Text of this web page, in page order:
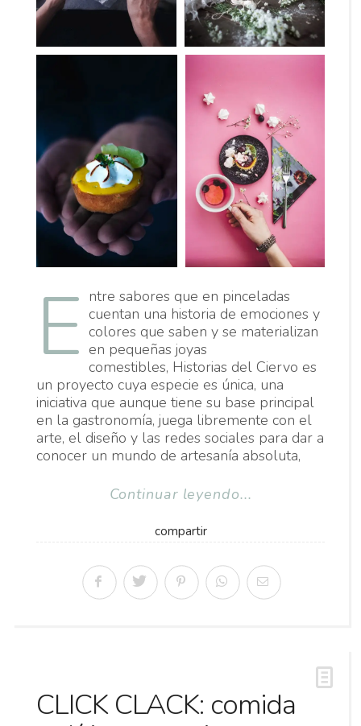
E ntre sabores que en pinceladas
cuentan una historia de emociones y
colores que saben y se materializan
en pequeñas joyas
comestibles, Historias del Ciervo es
un proyecto cuya especie es única, una
iniciativa que aunque tiene su base principal
en la gastronomía, juega libremente con el
arte, el diseño y las redes sociales para dar a
conocer un mundo de artesanía absoluta,
Continuar leyendo...
compartir
CLICK CLACK: comida